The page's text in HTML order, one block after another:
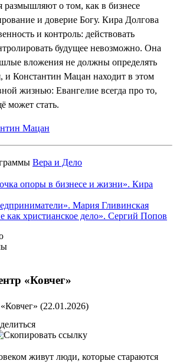
размышляют о том, как в бизнесе
и доверие Богу. Кира Долгова
и контроль: действовать
будущее невозможно. Она
вложения не должны определять
и Константин Мацан находит в этом
жизнью: Евангелие всегда про то,
может стать.
Мацан
Вера и Дело
опоры в бизнесе и жизни». Кира
Мария Гливинская
как христианское дело». Сергий Попов
«Ковчег»
(22.01.2026)
живут люди, которые стараются